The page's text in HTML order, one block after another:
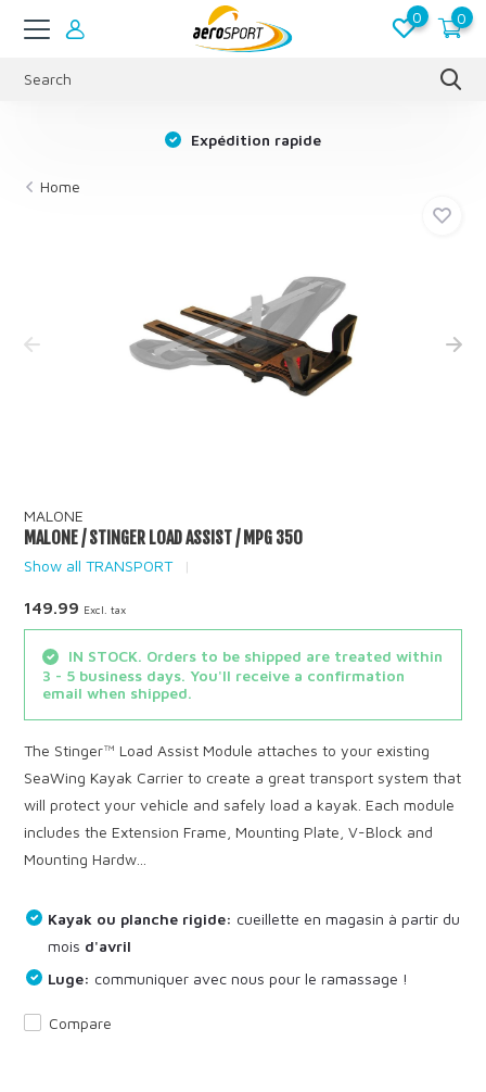
0 0
Expédition rapide
Home
MALONE
MALONE / STINGER LOAD ASSIST / MPG 350
Show all TRANSPORT
149.99 Excl. tax
IN STOCK. Orders to be shipped are treated within
3 - 5 business days. You'll receive a confirmation
email when shipped.
The Stinger™ Load Assist Module attaches to your existing
SeaWing Kayak Carrier to create a great transport system that
will protect your vehicle and safely load a kayak. Each module
includes the Extension Frame, Mounting Plate, V-Block and
Mounting Hardw...
Kayak ou planche rigide: cueillette en magasin à partir du
mois d'avril
Luge: communiquer avec nous pour le ramassage !
Compare